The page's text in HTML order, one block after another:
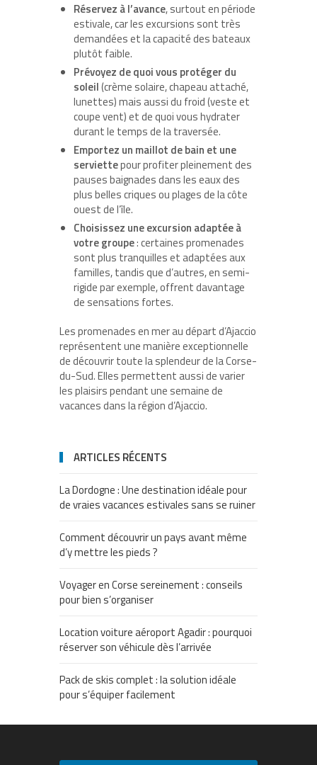
Réservez à l’avance, surtout en période
estivale, car les excursions sont très
demandées et la capacité des bateaux
plutôt faible.
Prévoyez de quoi vous protéger du
soleil(crème solaire, chapeau attaché,
lunettes) mais aussi du froid (veste et
coupe vent) et de quoi vous hydrater
durant le temps de la traversée.
Emportez un maillot de bain et une
serviettepour profiter pleinement des
pauses baignades dans les eaux des
plus belles criques ou plages de la côte
ouest de l’île.
Choisissez une excursion adaptée à
votre groupe: certaines promenades
sont plus tranquilles et adaptées aux
familles, tandis que d’autres, en semi-
rigide par exemple, offrent davantage
de sensations fortes.
Les promenades en mer au départ d’Ajaccio
représentent une manière exceptionnelle
de découvrir toute la splendeur de la Corse-
du-Sud. Elles permettent aussi de varier
les plaisirs pendant une semaine de
vacances dans la région d’Ajaccio.
ARTICLES RÉCENTS
La Dordogne : Une destination idéale pour
de vraies vacances estivales sans se ruiner
Comment découvrir un pays avant même
d’y mettre les pieds ?
Voyager en Corse sereinement : conseils
pour bien s’organiser
Location voiture aéroport Agadir : pourquoi
réserver son véhicule dès l’arrivée
Pack de skis complet : la solution idéale
pour s’équiper facilement